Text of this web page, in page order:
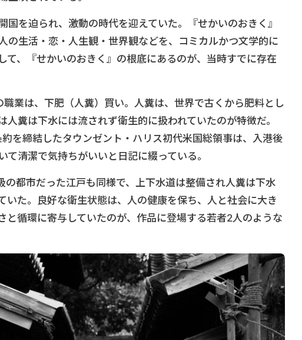
国を迫られ、激動の時代を迎えていた。『せかいのおきく』
の生活・恋・人生観・世界観などを、コミカルかつ文学的に
て、『せかいのおきく』の根底にあるのが、当時すでに存在
業は、下肥（人糞）買い。人糞は、世界で古くから肥料とし
糞は下水には流されず衛生的に扱われていたのが特徴だ。
を締結したタウンゼント・ハリス初代米国総領事は、入港後
清潔で気持ちがいいと日記に綴っている。
都市だった江戸も同様で、上下水道は整備され人糞は下水
いた。良好な衛生状態は、人の健康を保ち、人と社会に大き
と循環に寄与していたのが、作品に登場する若者2人のような